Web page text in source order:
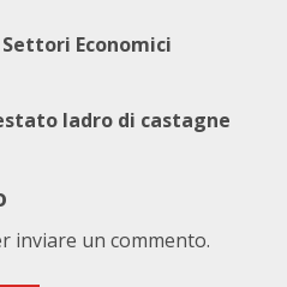
Economici
ladro di castagne
inviare un commento.